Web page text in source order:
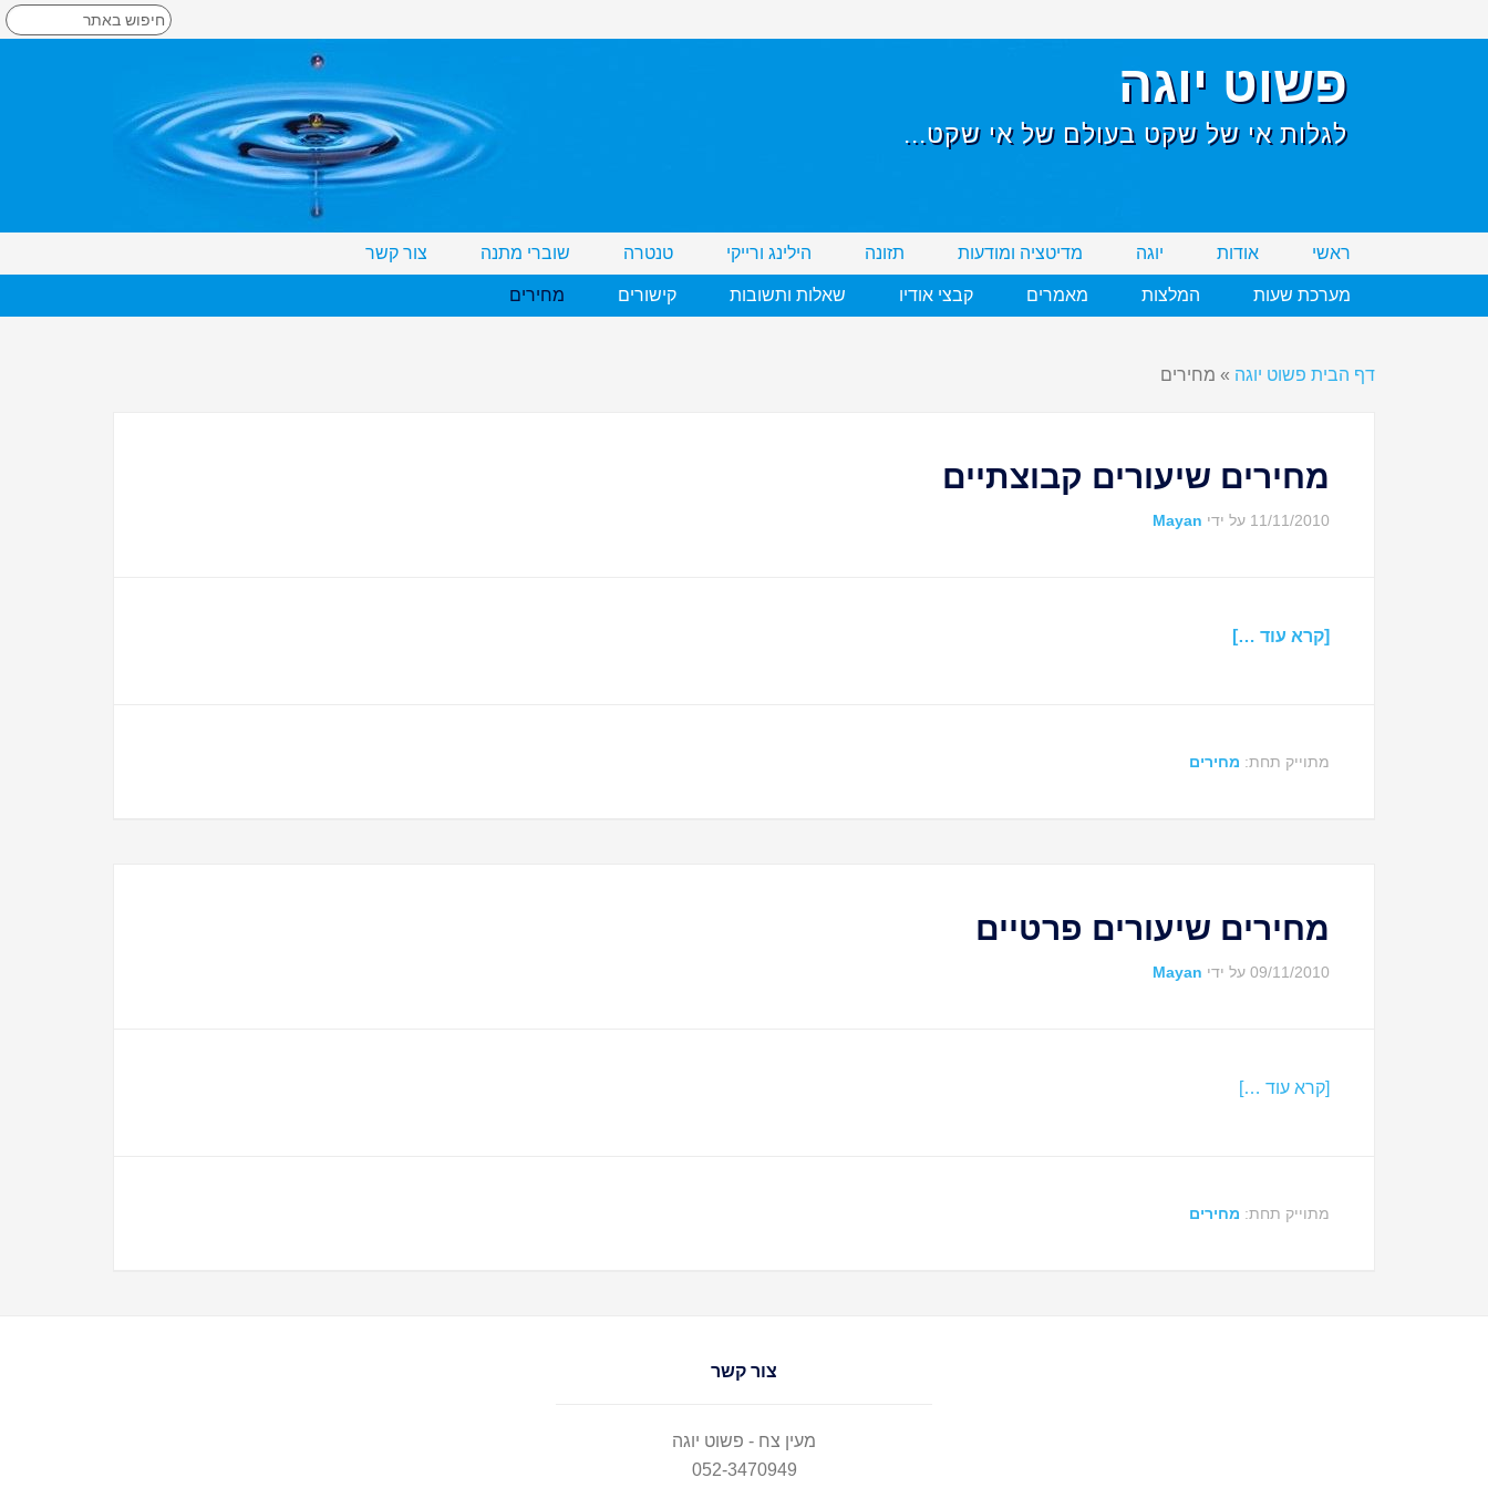
פשוט יוגה
לגלות אי של שקט בעולם של אי שקט...
ראשי אודות יוגה מדיטציה ומודעות תזונה הילינג ורייקי טנטרה שוברי מתנה צור קשר
מערכת שעות המלצות מאמרים קבצי אודיו שאלות ותשובות קישורים מחירים
דף הבית פשוט יוגה » מחירים
מחירים שיעורים קבוצתיים
11/11/2010 על ידי Mayan
[קרא עוד …]
מתוייק תחת: מחירים
מחירים שיעורים פרטיים
09/11/2010 על ידי Mayan
[קרא עוד …]
מתוייק תחת: מחירים
צור קשר
מעין צח - פשוט יוגה
052-3470949